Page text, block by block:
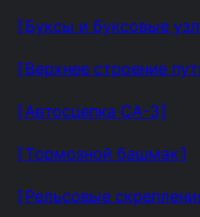
⟦Буксы и буксовые
⟦Верхнее строение
⟦Автосцепка СА-3⟧
⟦Тормозной башмак⟧
⟦Рельсовые